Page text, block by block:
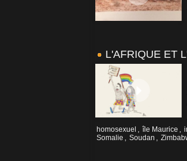
L'AFRIQUE ET
homosexuel , île Maurice ,
Somalie , Soudan ,